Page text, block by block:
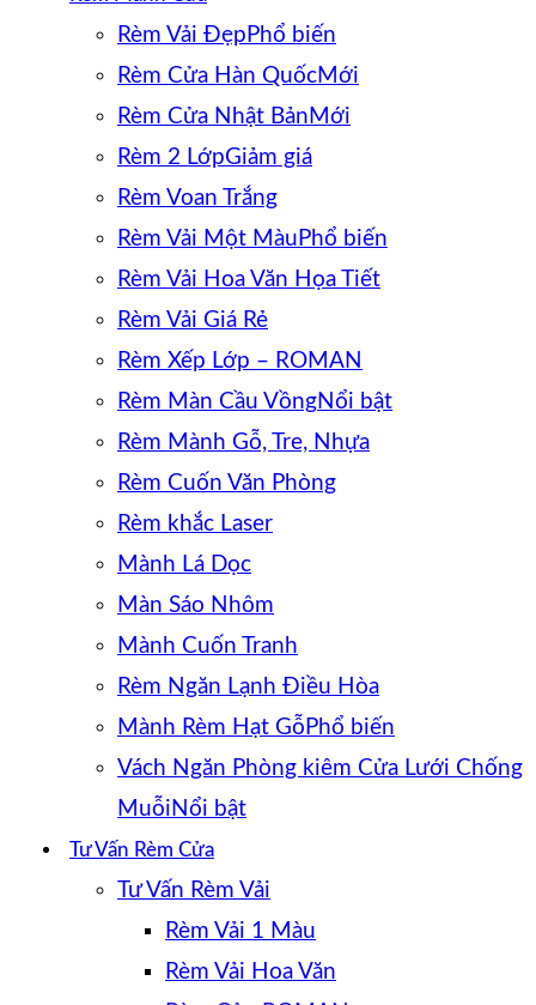
Rèm Vải Đẹp
Rèm Cửa Hàn Quốc
Rèm Cửa Nhật Bản
Rèm 2 Lớp
Rèm Voan Trắng
Rèm Vải Một Màu
Rèm Vải Hoa Văn Họa Tiết
Rèm Vải Giá Rẻ
Rèm Xếp Lớp – ROMAN
Rèm Màn Cầu Vồng
Rèm Mành Gỗ, Tre, Nhựa
Rèm Cuốn Văn Phòng
Rèm khắc Laser
Mành Lá Dọc
Màn Sáo Nhôm
Mành Cuốn Tranh
Rèm Ngăn Lạnh Điều Hòa
Mành Rèm Hạt Gỗ
Vách Ngăn Phòng kiêm Cửa Lưới Chống
Muỗi
Tư Vấn Rèm Cửa
Tư Vấn Rèm Vải
Rèm Vải 1 Màu
Rèm Vải Hoa Văn